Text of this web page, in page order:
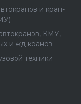
и кран-
КМУ,
и жд кранов
техники